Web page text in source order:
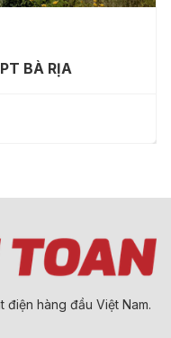
BÀ RỊA
điện hàng đầu Việt Nam.